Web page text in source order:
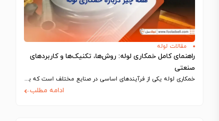
مقالات لوله
راهنمای کامل خمکاری لوله: روش‌ها، تکنیک‌ها و کاربردهای
صنعتی
خمکاری لوله یکی از فرآیندهای اساسی در صنایع مختلف است که به کمک آن،…
ادامه مطلب